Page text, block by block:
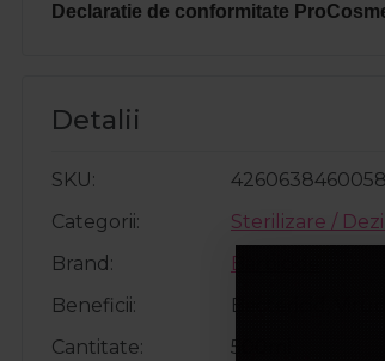
Declaratie de conformitate
Detalii
SKU
4260638460058
Categorii
Sterilizare /
Brand
Barbicide
Beneficii
Bactericid,
Cantitate
500ml